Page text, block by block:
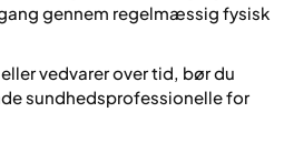
gennem regelmæssig fysisk
vedvarer over tid, bør du
sundhedsprofessionelle for